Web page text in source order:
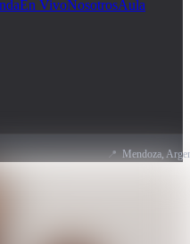
En VivoNosotrosAula
Mendoza, Argentina